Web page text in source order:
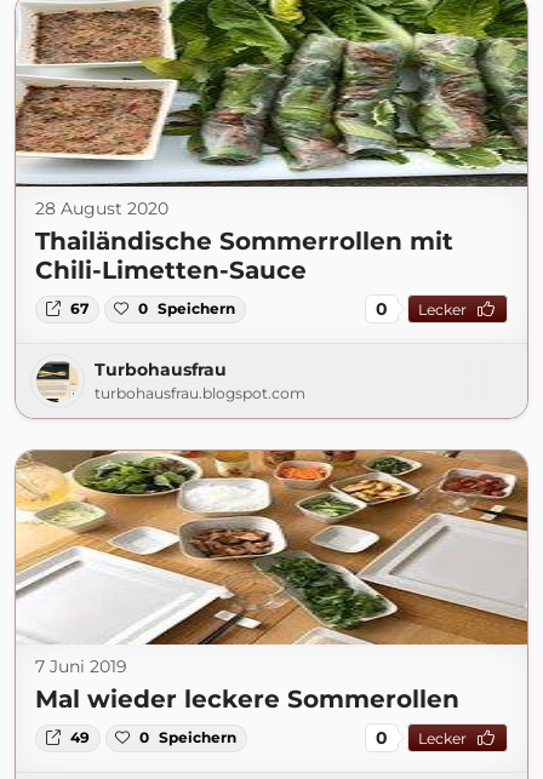
28 August 2020
Thailändische Sommerrollen mit
Chili-Limetten-Sauce
67 0 Speichern 0 Lecker
Turbohausfrau
turbohausfrau.blogspot.com
7 Juni 2019
Mal wieder leckere Sommerollen
49 0 Speichern 0 Lecker